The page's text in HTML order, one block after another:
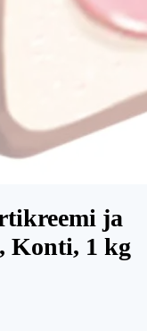
ja
Konti, 1 kg